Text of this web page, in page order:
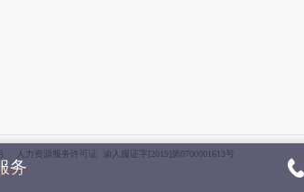
人力资源服务许可证 渝人服证字[2019]第0700001613号
务